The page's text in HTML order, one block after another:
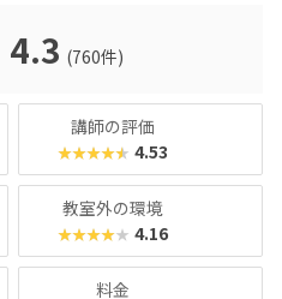
4.3 (760件)
講師の評価
★★★★★ 4.53
教室外の環境
★★★★★ 4.16
料金